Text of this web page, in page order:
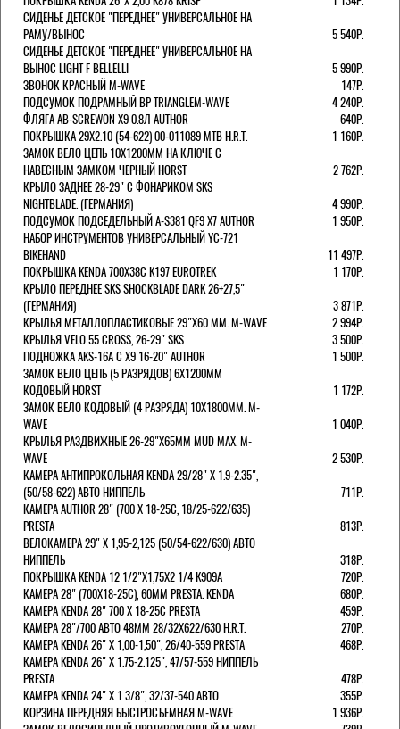
СИДЕНЬЕ ДЕТСКОЕ "ПЕРЕДНЕЕ" УНИВЕРСАЛЬНОЕ НА
РАМУ/ВЫНОС
5 540Р.
СИДЕНЬЕ ДЕТСКОЕ "ПЕРЕДНЕЕ" УНИВЕРСАЛЬНОЕ НА
ВЫНОС LIGHT F BELLELLI
5 990Р.
ЗВОНОК КРАСНЫЙ M-WAVE
147Р.
ПОДСУМОК ПОДРАМНЫЙ BP TRIANGLEM-WAVE
4 240Р.
ФЛЯГА AB-SCREWON X9 0.8Л AUTHOR
640Р.
ПОКРЫШКА 29X2.10 (54-622) 00-011089 MTB H.R.T.
1 160Р.
ЗАМОК ВЕЛО ЦЕПЬ 10Х1200ММ НА КЛЮЧЕ С
НАВЕСНЫМ ЗАМКОМ ЧЕРНЫЙ HORST
2 762Р.
КРЫЛО ЗАДНЕЕ 28-29" С ФОНАРИКОМ SKS
NIGHTBLADE. (ГЕРМАНИЯ)
4 990Р.
ПОДСУМОК ПОДСЕДЕЛЬНЫЙ A-S381 QF9 X7 AUTHOR
1 950Р.
НАБОР ИНСТРУМЕНТОВ УНИВЕРСАЛЬНЫЙ YC-721
BIKEHAND
11 497Р.
ПОКРЫШКА KENDA 700Х38С K197 EUROTREK
1 170Р.
КРЫЛО ПЕРЕДНЕЕ SKS SHOCKBLADE DARK 26+27,5"
(ГЕРМАНИЯ)
3 871Р.
КРЫЛЬЯ МЕТАЛЛОПЛАСТИКОВЫЕ 29"Х60 ММ. M-WAVE
2 994Р.
КРЫЛЬЯ VELO 55 CROSS, 26-29" SKS
3 500Р.
ПОДНОЖКА AKS-16A C X9 16-20" AUTHOR
1 500Р.
ЗАМОК ВЕЛО ЦЕПЬ (5 РАЗРЯДОВ) 6Х1200ММ
КОДОВЫЙ HORST
1 172Р.
ЗАМОК ВЕЛО КОДОВЫЙ (4 РАЗРЯДА) 10Х1800ММ. M-
WAVE
1 040Р.
КРЫЛЬЯ РАЗДВИЖНЫЕ 26-29"Х65ММ MUD MAX. M-
WAVE
2 530Р.
КАМЕРА АНТИПРОКОЛЬНАЯ KENDA 29/28" Х 1.9-2.35",
(50/58-622) АВТО НИППЕЛЬ
711Р.
КАМЕРА AUTHOR 28" (700 Х 18-25С, 18/25-622/635)
PRESTA
813Р.
ВЕЛОКАМЕРА 29" X 1,95-2,125 (50/54-622/630) АВТО
НИППЕЛЬ
318Р.
ПОКРЫШКА KENDA 12 1/2"Х1,75X2 1/4 K909A
720Р.
КАМЕРА 28" (700Х18-25С), 60ММ PRESTA. KENDA
680Р.
КАМЕРА KENDA 28" 700 Х 18-25С PRESTA
459Р.
КАМЕРА 28"/700 АВТО 48ММ 28/32Х622/630 H.R.T.
270Р.
КАМЕРА KENDA 26" Х 1,00-1,50", 26/40-559 PRESTA
468Р.
КАМЕРА KENDA 26" Х 1.75-2.125", 47/57-559 НИППЕЛЬ
PRESTA
478Р.
КАМЕРА KENDA 24" Х 1 3/8", 32/37-540 АВТО
355Р.
КОРЗИНА ПЕРЕДНЯЯ БЫСТРОСЪЕМНАЯ M-WAVE
1 936Р.